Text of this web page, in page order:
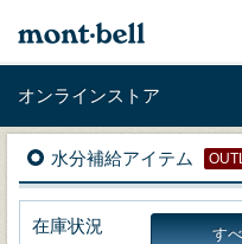
オンラインストア
水分補給アイテム
在庫状況 す